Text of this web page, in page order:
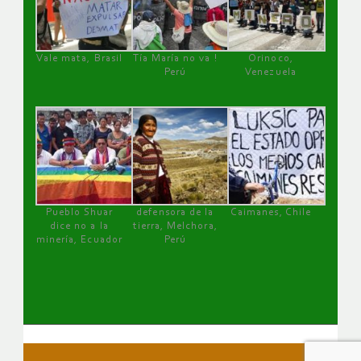
Vale mata, Brasil
Tía María no va !
Perú
Orinoco,
Venezuela
Pueblo Shuar
dice no a la
minería, Ecuador
defensora de la
tierra, Melchora,
Perú
Caimanes, Chile